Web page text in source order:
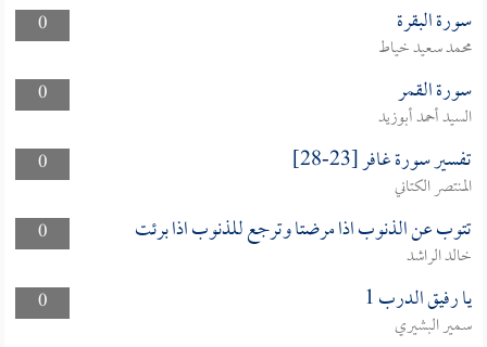
0
سورة البقرة
محمد سعيد خياط
0
سورة القمر
السيد أحمد أبوزيد
0
تفسير سورة غافر [23-28]
المنتصر الكتاني
0
تتوب عن الذنوب اذا مرضتا وترجع للذنوب اذا برئت
خالد الراشد
0
يا رفيق الدرب 1
سمير البشيري